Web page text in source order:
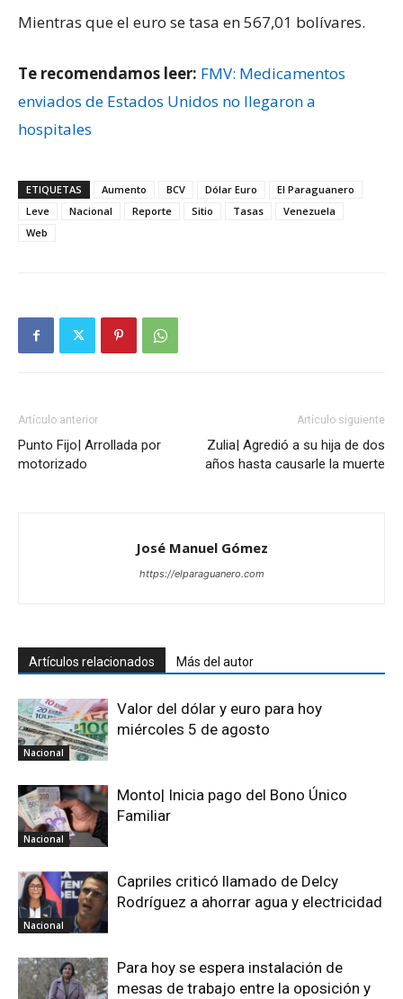
Mientras que el euro se tasa en 567,01 bolívares.
Te recomendamos leer: FMV: Medicamentos
enviados de Estados Unidos no llegaron a
hospitales
ETIQUETAS Aumento BCV Dólar Euro
El Paraguanero
Leve
Nacional Reporte Sitio Tasas
Venezuela
Web
Artículo anterior
Punto Fijo| Arrollada por
motorizado
Artículo siguiente
Zulia| Agredió a su hija de dos
años hasta causarle la muerte
José Manuel Gómez
https://elparaguanero.com
Artículos relacionados Más del autor
Nacional
Valor del dólar y euro para hoy
miércoles 5 de agosto
Nacional
Monto| Inicia pago del Bono Único
Familiar
Nacional
Capriles criticó llamado de Delcy
Rodríguez a ahorrar agua y electricidad
Para hoy se espera instalación de
mesas de trabajo entre la oposición y